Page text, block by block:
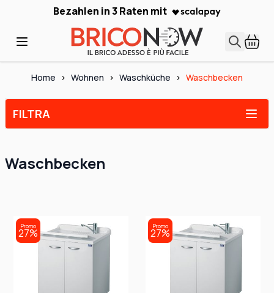
Skip to ContentBezahlen in 3 Raten mit
Home > Wohnen > Waschküche > Waschbecken
FILTRA
Waschbecken
Promo
27%
Promo
27%